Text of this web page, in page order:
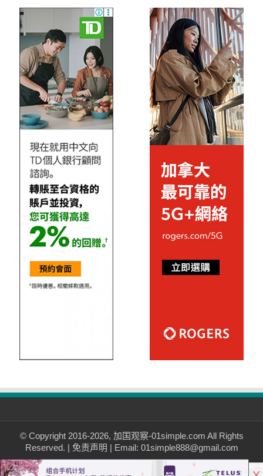
© Copyright 2016-2026, 加国观察-01simple.com All Rights
Reserved. | 免责声明 | Email: 01simple888@gmail.com